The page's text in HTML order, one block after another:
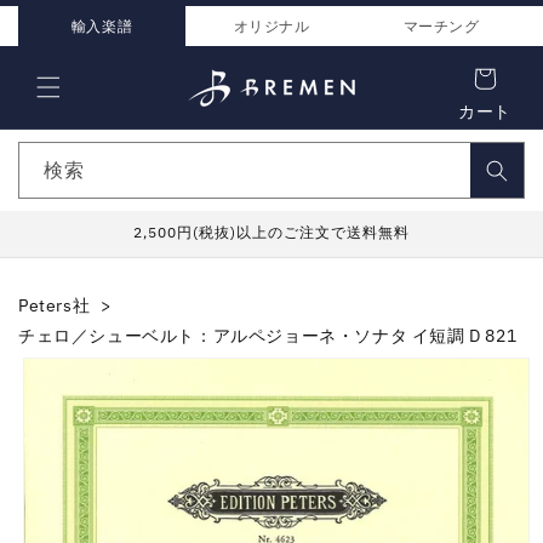
ンツに輸入楽譜 オリジナル マーチング
カート
検索
2,500円(税抜)以上のご注文で送料無料
Peters社
チェロ／シューベルト：アルペジョーネ・ソナタ イ短調 D 821
商品情
キップ